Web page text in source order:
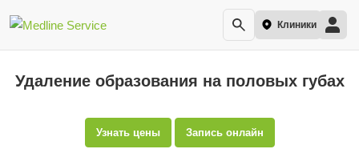
Клиники
Удаление образования на половых губах
Узнать цены Запись онлайн